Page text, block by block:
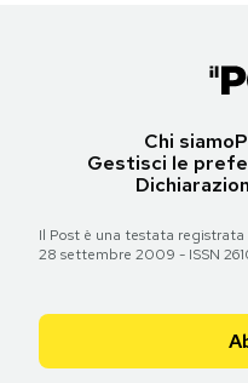
Chi siamo
Gestisci le
Il Post è una testata
28 settembre 2009 - ISSN